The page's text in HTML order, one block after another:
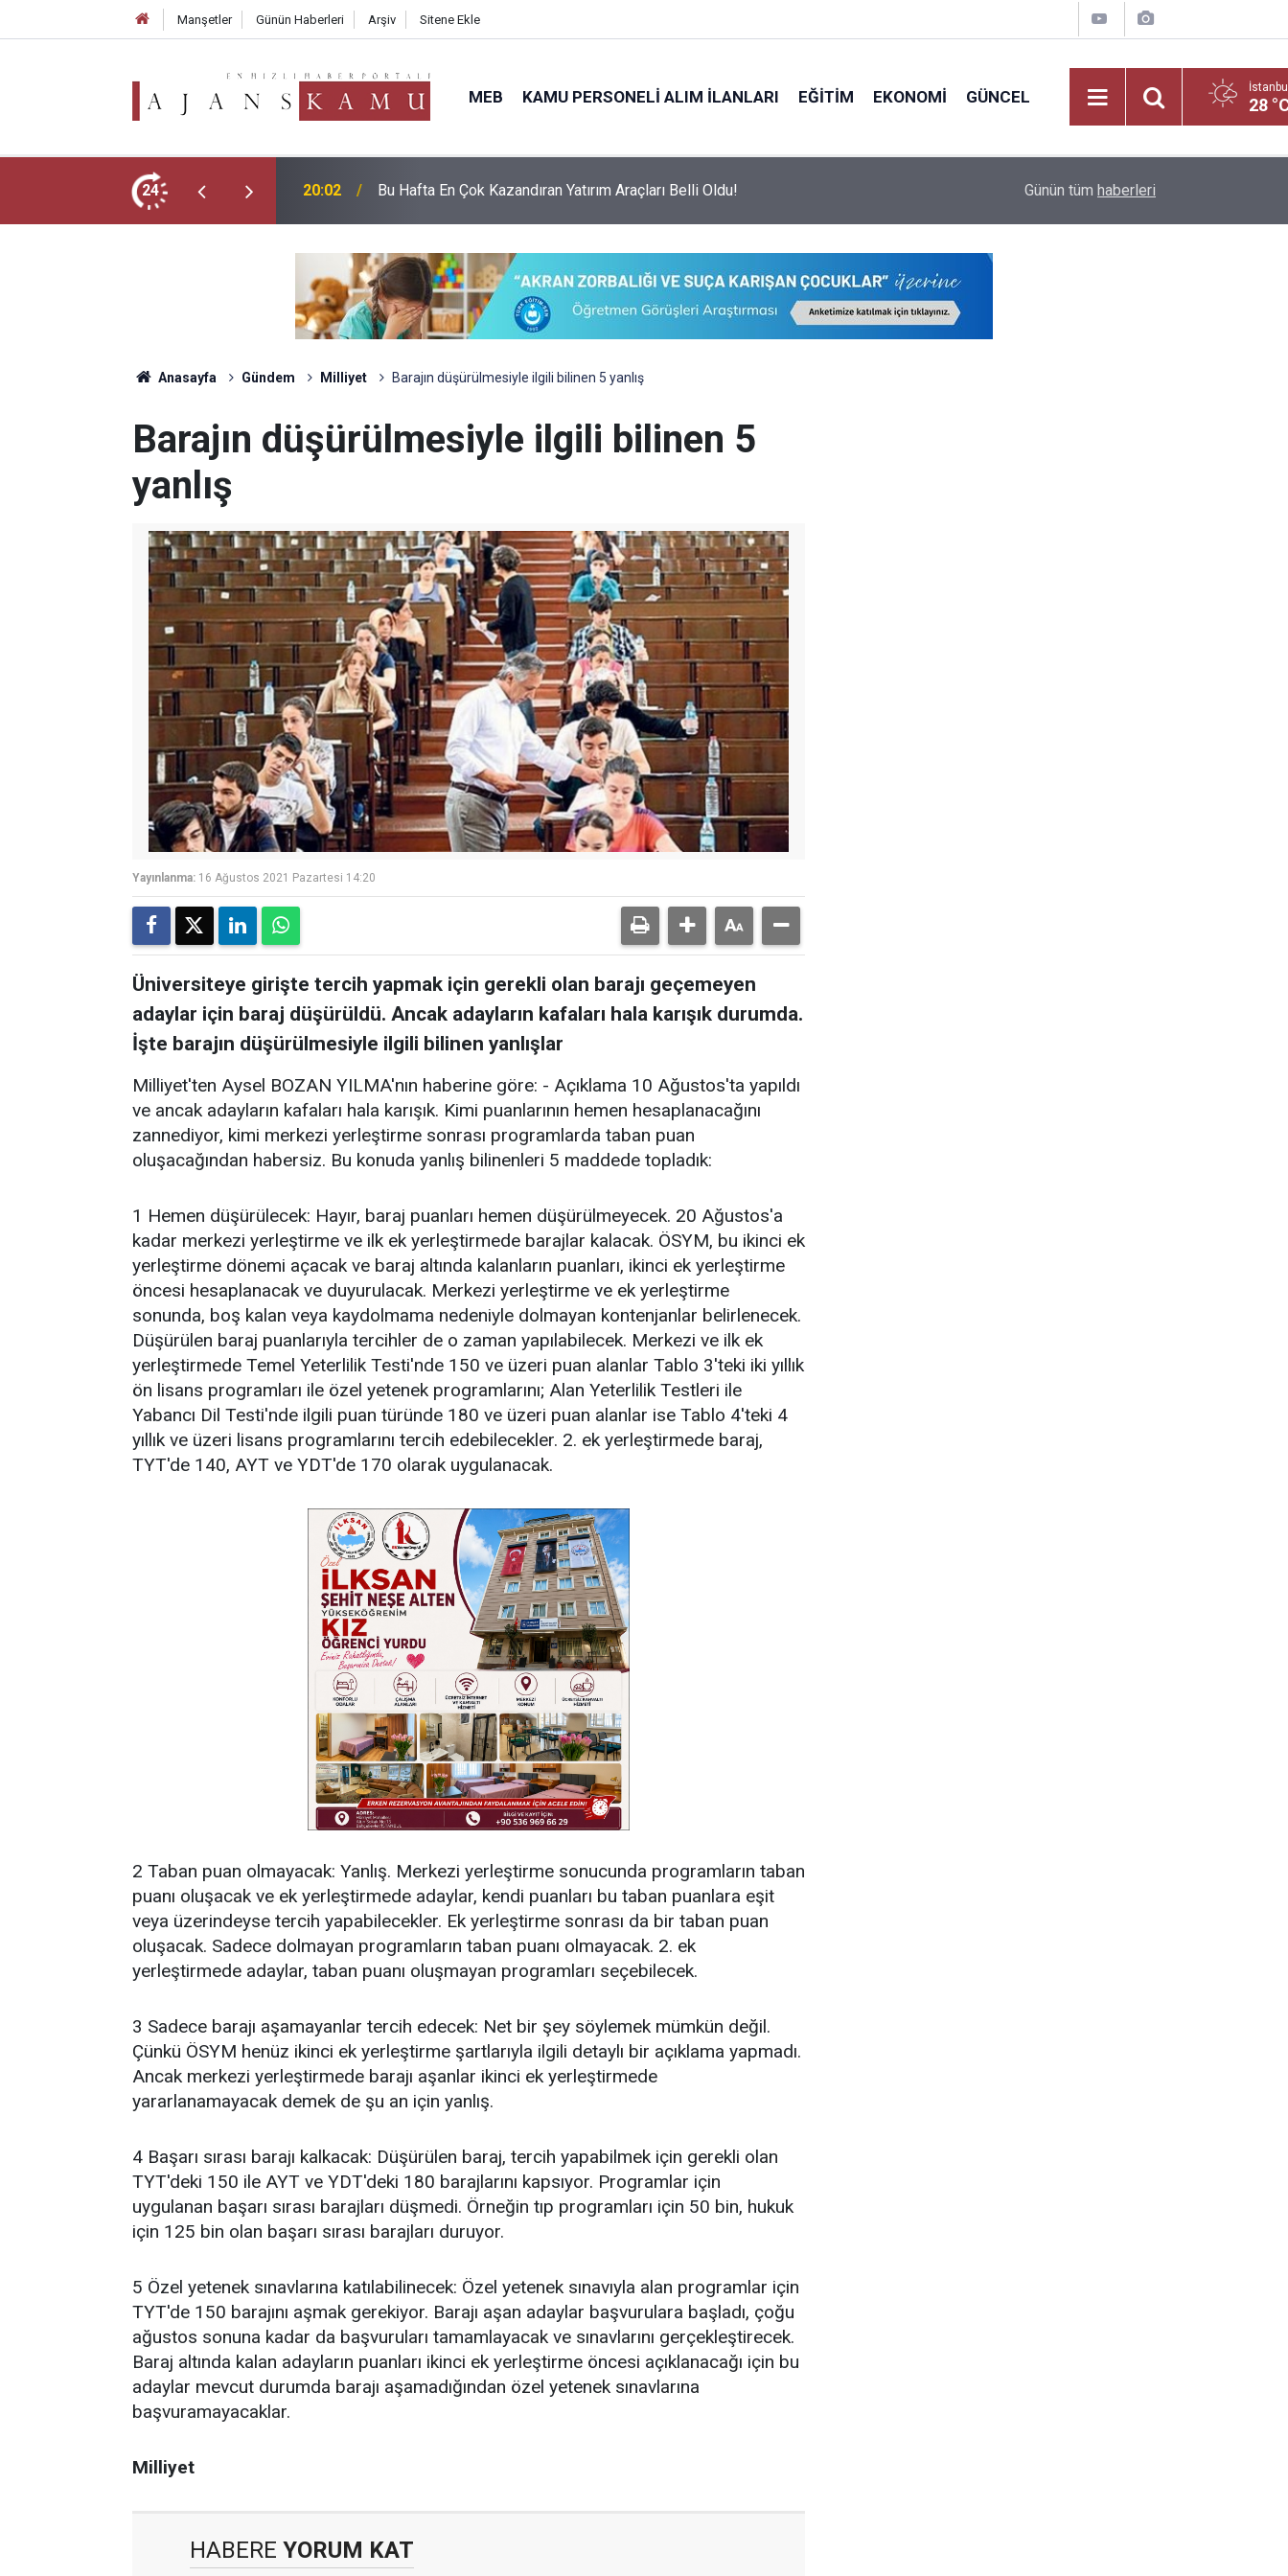
Manşetler Günün Haberleri Arşiv Sitene Ekle
MEB KAMU PERSONELI ALIM İLANLARI EĞITIM EKONOMI GÜNCEL 28
24
Araçları Belli Oldu! 19:02
MEB E-Sınav Ücretleri ve Görev Yerleri Belli Oldu: İşte 10-16 Ağustos
Tarifesi!
Uygulanacak!
Günün tüm haberleri
Anasayfa Gündem Milliyet Barajın düşürülmesiyle ilgili bilinen 5 yanlış
Barajın düşürülmesiyle ilgili bilinen 5
yanlış
Yayınlanma: 16 Ağustos 2021 Pazartesi 14:20
Üniversiteye girişte tercih yapmak için gerekli olan barajı geçemeyen
adaylar için baraj düşürüldü. Ancak adayların kafaları hala karışık durumda.
İşte barajın düşürülmesiyle ilgili bilinen yanlışlar
Milliyet'ten Aysel BOZAN YILMA'nın haberine göre: - Açıklama 10 Ağustos'ta yapıldı
ve ancak adayların kafaları hala karışık. Kimi puanlarının hemen hesaplanacağını
zannediyor, kimi merkezi yerleştirme sonrası programlarda taban puan
oluşacağından habersiz. Bu konuda yanlış bilinenleri 5 maddede topladık:
1 Hemen düşürülecek: Hayır, baraj puanları hemen düşürülmeyecek. 20 Ağustos'a
kadar merkezi yerleştirme ve ilk ek yerleştirmede barajlar kalacak. ÖSYM, bu ikinci ek
yerleştirme dönemi açacak ve baraj altında kalanların puanları, ikinci ek yerleştirme
öncesi hesaplanacak ve duyurulacak. Merkezi yerleştirme ve ek yerleştirme
sonunda, boş kalan veya kaydolmama nedeniyle dolmayan kontenjanlar belirlenecek.
Düşürülen baraj puanlarıyla tercihler de o zaman yapılabilecek. Merkezi ve ilk ek
yerleştirmede Temel Yeterlilik Testi'nde 150 ve üzeri puan alanlar Tablo 3'teki iki yıllık
ön lisans programları ile özel yetenek programlarını; Alan Yeterlilik Testleri ile
Yabancı Dil Testi'nde ilgili puan türünde 180 ve üzeri puan alanlar ise Tablo 4'teki 4
yıllık ve üzeri lisans programlarını tercih edebilecekler. 2. ek yerleştirmede baraj,
TYT'de 140, AYT ve YDT'de 170 olarak uygulanacak.
2 Taban puan olmayacak: Yanlış. Merkezi yerleştirme sonucunda programların taban
puanı oluşacak ve ek yerleştirmede adaylar, kendi puanları bu taban puanlara eşit
veya üzerindeyse tercih yapabilecekler. Ek yerleştirme sonrası da bir taban puan
oluşacak. Sadece dolmayan programların taban puanı olmayacak. 2. ek
yerleştirmede adaylar, taban puanı oluşmayan programları seçebilecek.
3 Sadece barajı aşamayanlar tercih edecek: Net bir şey söylemek mümkün değil.
Çünkü ÖSYM henüz ikinci ek yerleştirme şartlarıyla ilgili detaylı bir açıklama yapmadı.
Ancak merkezi yerleştirmede barajı aşanlar ikinci ek yerleştirmede
yararlanamayacak demek de şu an için yanlış.
4 Başarı sırası barajı kalkacak: Düşürülen baraj, tercih yapabilmek için gerekli olan
TYT'deki 150 ile AYT ve YDT'deki 180 barajlarını kapsıyor. Programlar için
uygulanan başarı sırası barajları düşmedi. Örneğin tıp programları için 50 bin, hukuk
için 125 bin olan başarı sırası barajları duruyor.
5 Özel yetenek sınavlarına katılabilinecek: Özel yetenek sınavıyla alan programlar için
TYT'de 150 barajını aşmak gerekiyor. Barajı aşan adaylar başvurulara başladı, çoğu
ağustos sonuna kadar da başvuruları tamamlayacak ve sınavlarını gerçekleştirecek.
Baraj altında kalan adayların puanları ikinci ek yerleştirme öncesi açıklanacağı için bu
adaylar mevcut durumda barajı aşamadığından özel yetenek sınavlarına
başvuramayacaklar.
Milliyet
HABERE YORUM KAT